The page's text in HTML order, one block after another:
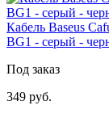
Кабель Baseus
BG1 - серый -
Под заказ
349 руб.